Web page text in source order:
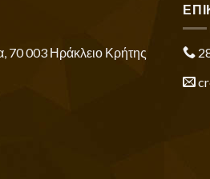
70 003 Ηράκλειο Κρήτης